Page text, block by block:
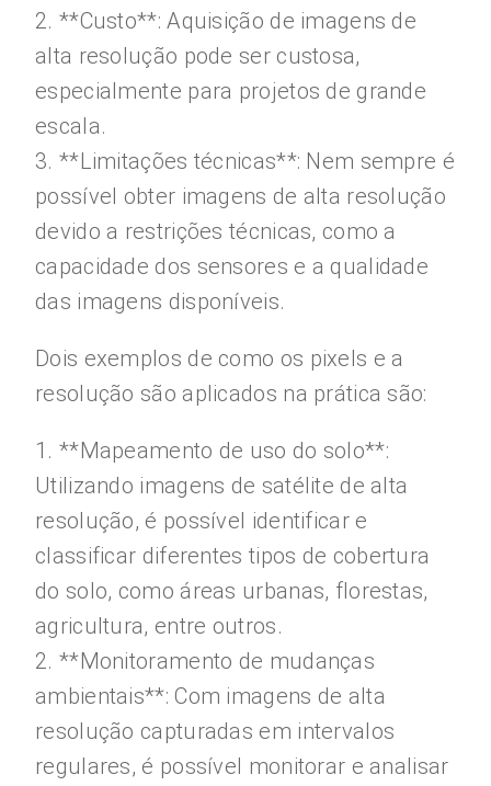
2. **Custo**: Aquisição de imagens de
alta resolução pode ser custosa,
especialmente para projetos de grande
escala.
3. **Limitações técnicas**: Nem sempre é
possível obter imagens de alta resolução
devido a restrições técnicas, como a
capacidade dos sensores e a qualidade
das imagens disponíveis.
Dois exemplos de como os pixels e a
resolução são aplicados na prática são:
1. **Mapeamento de uso do solo**:
Utilizando imagens de satélite de alta
resolução, é possível identificar e
classificar diferentes tipos de cobertura
do solo, como áreas urbanas, florestas,
agricultura, entre outros.
2. **Monitoramento de mudanças
ambientais**: Com imagens de alta
resolução capturadas em intervalos
regulares, é possível monitorar e analisar